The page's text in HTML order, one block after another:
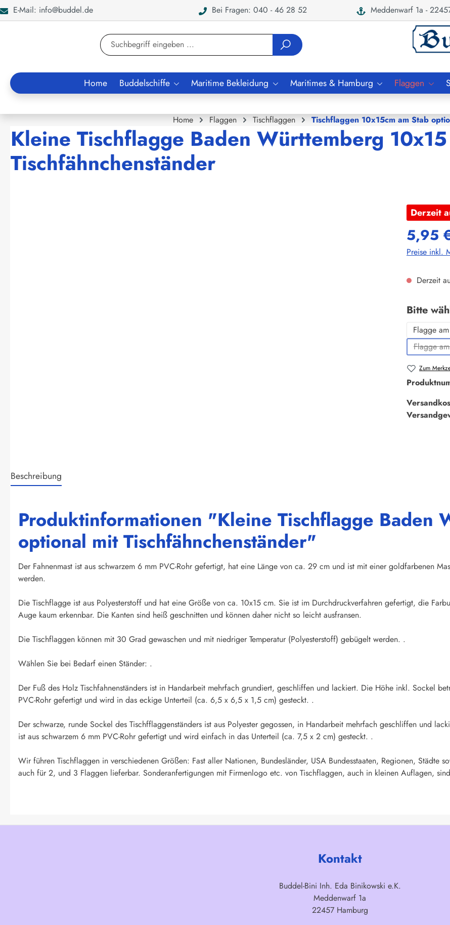
Zur Suche springen
E-Mail: info@buddel.de Bei Fragen: 040 - 46 28 52 Meddenwarf 1a -
Home Buddelschiffe Maritime Bekleidung Maritimes & Hamburg Flaggen
Home Flaggen Tischflaggen Tischflaggen 10x15cm am Stab
Kleine Tischflagge Baden Württemberg
Tischfähnchenständer
Derzeit
5,95
Preise inkl.
Derzeit
Bitte
Flagge
Flagge
Zum
Beschreibung
Produktinformationen "Kleine Tischflagge Baden
optional mit Tischfähnchenständer"
Der Fahnenmast ist aus schwarzem 6 mm PVC-Rohr gefertigt, hat eine Länge von ca. 29 cm und ist mit einer goldfarbenen
werden.
Die Tischflagge ist aus Polyesterstoff und hat eine Größe von ca. 10x15 cm. Sie ist im Durchdruckverfahren gefertigt, die
Auge kaum erkennbar. Die Kanten sind heiß geschnitten und können daher nicht so leicht ausfransen.
Die Tischflaggen können mit 30 Grad gewaschen und mit niedriger Temperatur (Polyesterstoff) gebügelt werden. .
Wählen Sie bei Bedarf einen Ständer: .
Der Fuß des Holz Tischfahnenständers ist in Handarbeit mehrfach grundiert, geschliffen und lackiert. Die Höhe inkl. Sockel
PVC-Rohr gefertigt und wird in das eckige Unterteil (ca. 6,5 x 6,5 x 1,5 cm) gesteckt. .
Der schwarze, runde Sockel des Tischfflaggenständers ist aus Polyester gegossen, in Handarbeit mehrfach geschliffen und
ist aus schwarzem 6 mm PVC-Rohr gefertigt und wird einfach in das Unterteil (ca. 7,5 x 2 cm) gesteckt. .
Wir führen Tischflaggen in verschiedenen Größen: Fast aller Nationen, Bundesländer, USA Bundesstaaten, Regionen, Städte
auch für 2, und 3 Flaggen lieferbar. Sonderanfertigungen mit Firmenlogo etc. von Tischflaggen, auch in kleinen Auflagen,
Kontakt
Buddel-Bini Inh. Eda Binikowski e.K.
Meddenwarf 1a
22457 Hamburg